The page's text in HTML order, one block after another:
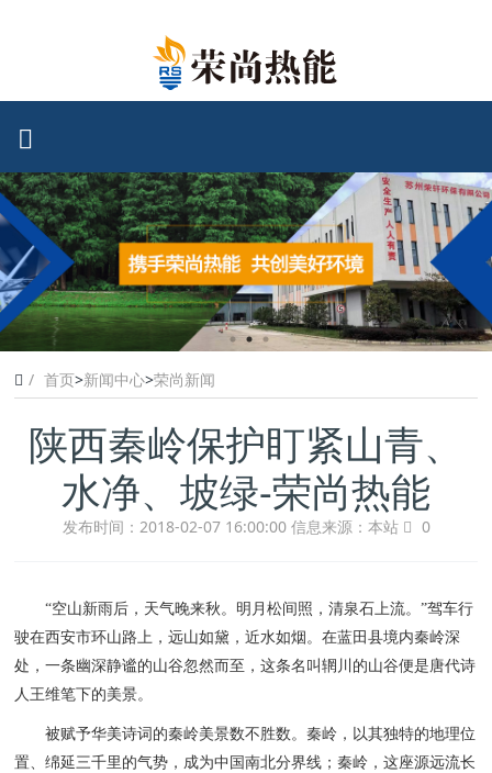
首页>新闻中心>荣尚新闻
陕西秦岭保护盯紧山青、
水净、坡绿-荣尚热能
发布时间：2018-02-07 16:00:00 信息来源：本站 0
“空山新雨后，天气晚来秋。明月松间照，清泉石上流。”驾车行
驶在西安市环山路上，远山如黛，近水如烟。在蓝田县境内秦岭深
处，一条幽深静谧的山谷忽然而至，这条名叫辋川的山谷便是唐代诗
人王维笔下的美景。
被赋予华美诗词的秦岭美景数不胜数。秦岭，以其独特的地理位
置、绵延三千里的气势，成为中国南北分界线；秦岭，这座源远流长